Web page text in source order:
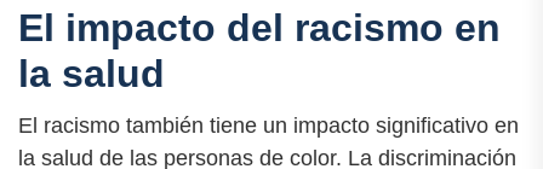
El impacto del racismo en
la salud
El racismo también tiene un impacto significativo en
la salud de las personas de color. La discriminación